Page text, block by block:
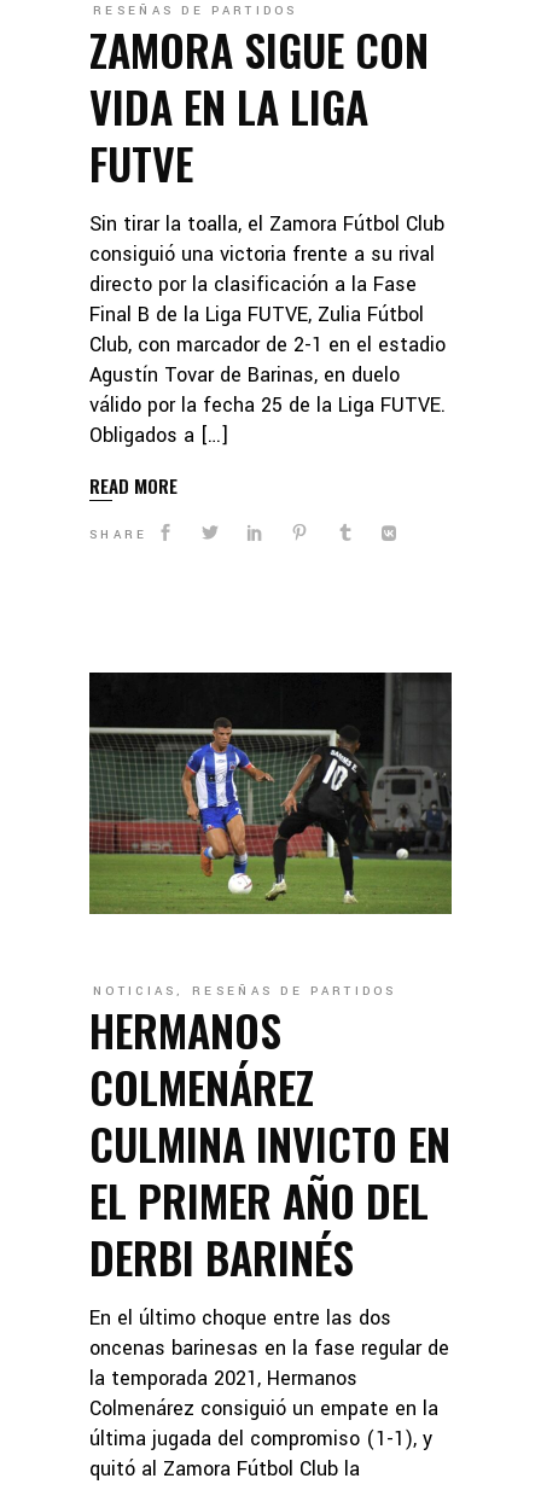
RESEÑAS DE PARTIDOS
ZAMORA SIGUE CON
VIDA EN LA LIGA
FUTVE
Sin tirar la toalla, el Zamora Fútbol Club
consiguió una victoria frente a su rival
directo por la clasificación a la Fase
Final B de la Liga FUTVE, Zulia Fútbol
Club, con marcador de 2-1 en el estadio
Agustín Tovar de Barinas, en duelo
válido por la fecha 25 de la Liga FUTVE.
Obligados a […]
READ MORE
SHARE
NOTICIAS , RESEÑAS DE PARTIDOS
HERMANOS
COLMENÁREZ
CULMINA INVICTO EN
EL PRIMER AÑO DEL
DERBI BARINÉS
En el último choque entre las dos
oncenas barinesas en la fase regular de
la temporada 2021, Hermanos
Colmenárez consiguió un empate en la
última jugada del compromiso (1-1), y
quitó al Zamora Fútbol Club la